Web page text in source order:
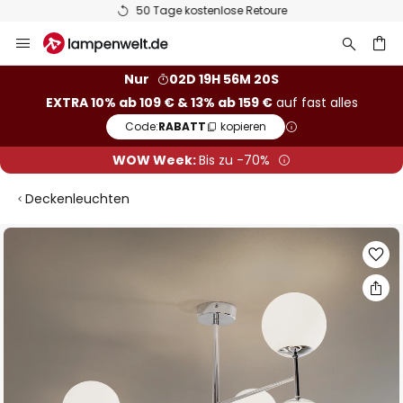
50 Tage kostenlose Retoure
Inhalt
Nur
02D 19H 56M 20S
EXTRA 10% ab 109 € & 13% ab 159 €auf fast alles
Code:RABATT kopieren
WOW Week:Bis zu -70%
Deckenleuchten
Zum